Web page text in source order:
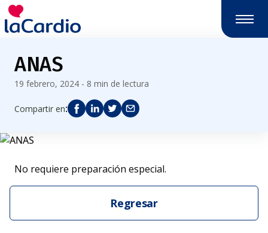
ANAS
19 febrero, 2024 - 8 min de lectura
Compartir en:
No requiere preparación especial.
Regresar